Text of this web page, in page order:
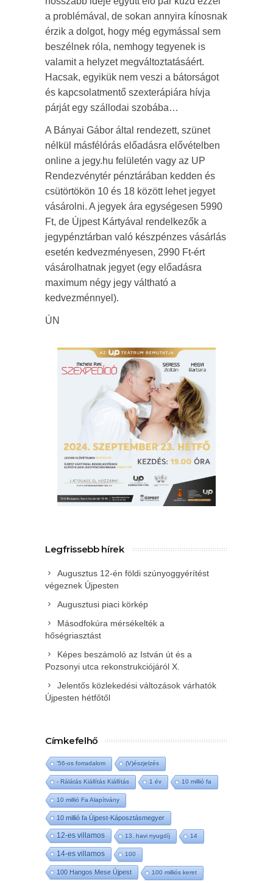
a problémával, de sokan annyira kínosnak
érzik a dolgot, hogy még egymással sem
beszélnek róla, nemhogy tegyenek is
valamit a helyzet megváltoztatásáért.
Hacsak, egyikük nem veszi a bátorságot
és kapcsolatmentő szexterápiára hívja
párját egy szállodai szobába…
A Bányai Gábor által rendezett, szünet
nélkül másfélórás előadásra elővételben
online a jegy.hu felületén vagy az UP
Rendezvénytér pénztárában kedden és
csütörtökön 10 és 18 között lehet jegyet
vásárolni. A jegyek ára egységesen 5990
Ft, de Újpest Kártyával rendelkezők a
jegypénztárban való készpénzes vásárlás
esetén kedvezményesen, 2990 Ft-ért
vásárolhatnak jegyet (egy előadásra
maximum négy jegy váltható a
kedvezménnyel).
ÚN
Legfrissebb hírek
Augusztus 12-én földi szúnyoggyérítést
végeznek Újpesten
Augusztusi piaci körkép
Másodfokúra mérsékelték a
hőségriasztást
Képes beszámoló az István út és a
Pozsonyi utca rekonstrukciójáról X.
Jelentős közlekedési változások várhatók
Újpesten hétfőtől
Címkefelhő
'56-os forradalom (V)észjelzés
- Rálátás Kiállítás Kiállítás 1 év 10 millió fa
10 millió Fa Alapítvány
10 millió fa Újpest-Káposztásmegyer
12-es villamos 13. havi nyugdíj 14
14-es villamos 100
100 Hangos Mese Újpest 100 milliós keret